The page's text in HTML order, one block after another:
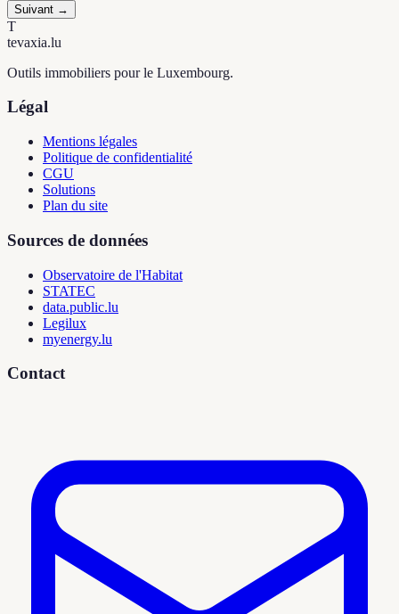
Suivant →
T
tevaxia.lu
Outils immobiliers pour le Luxembourg.
Légal
Mentions légales
Politique de confidentialité
CGU
Solutions
Plan du site
Sources de données
Observatoire de l'Habitat
STATEC
data.public.lu
Legilux
myenergy.lu
Contact